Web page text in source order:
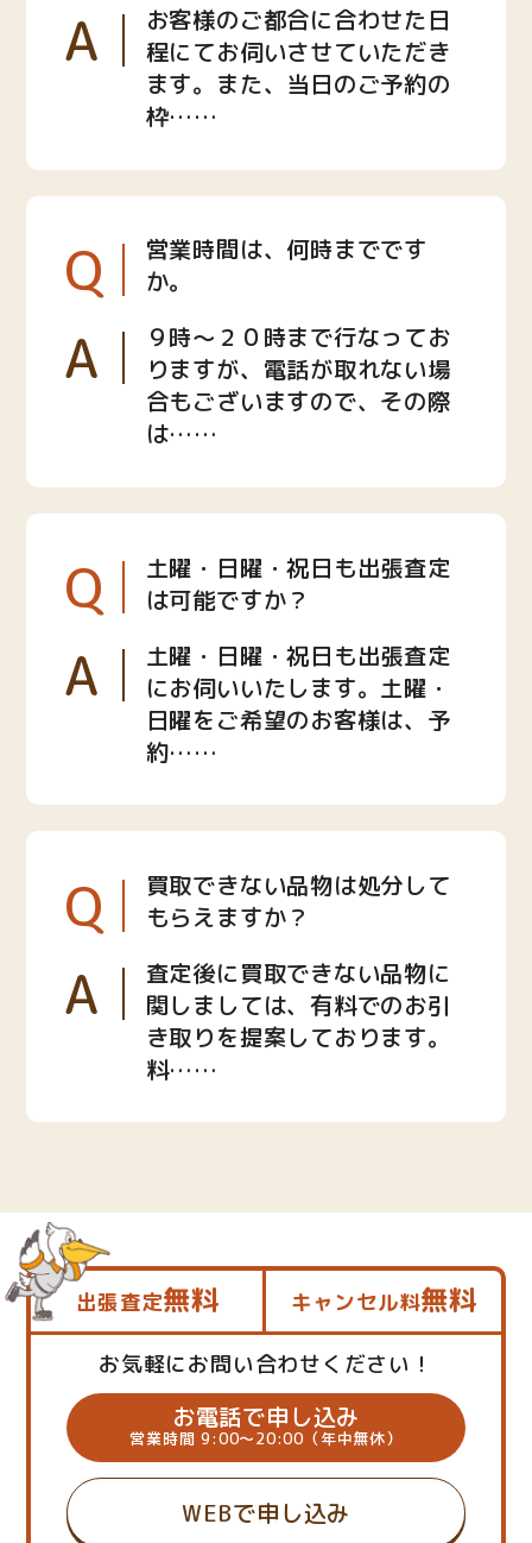
A
お客様のご都合に合わせた日
程にてお伺いさせていただき
ます。また、当日のご予約の
枠……
Q
営業時間は、何時までです
か。
A
９時〜２０時まで行なってお
りますが、電話が取れない場
合もございますので、その際
は……
Q
土曜・日曜・祝日も出張査定
は可能ですか？
A
土曜・日曜・祝日も出張査定
にお伺いいたします。土曜・
日曜をご希望のお客様は、予
約……
Q
買取できない品物は処分して
もらえますか？
A
査定後に買取できない品物に
関しましては、有料でのお引
き取りを提案しております。
料……
出張査定無料 キャンセル料無料
お気軽にお問い合わせください！
お電話で申し込み
営業時間 9:00～20:00（年中無休）
WEBで申し込み